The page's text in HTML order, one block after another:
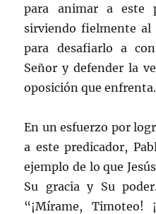
para animar a este
sirviendo fielmente al
para desafiarlo a
Señor y defender la
oposición que enfrenta.
En un esfuerzo por
a este predicador,
ejemplo de lo que
Su gracia y Su
“¡Mírame, Timoteo!